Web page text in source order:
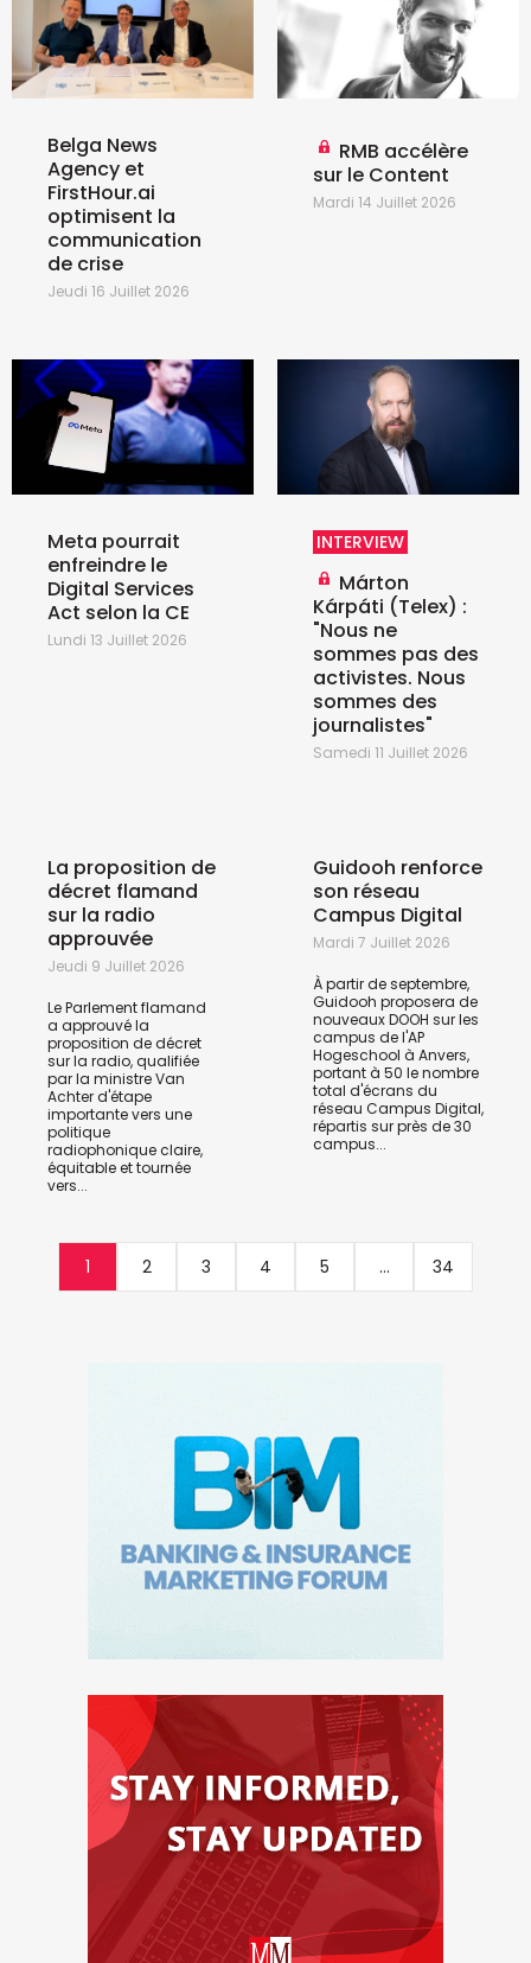
Belga News
Agency et
FirstHour.ai
optimisent la
communication
de crise
Jeudi 16 Juillet 2026
RMB accélère
sur le Content
Mardi 14 Juillet 2026
Meta pourrait
enfreindre le
Digital Services
Act selon la CE
Lundi 13 Juillet 2026
INTERVIEW
Márton
Kárpáti (Telex) :
"Nous ne
sommes pas des
activistes. Nous
sommes des
journalistes"
Samedi 11 Juillet 2026
La proposition de
décret flamand
sur la radio
approuvée
Jeudi 9 Juillet 2026
Le Parlement flamand
a approuvé la
proposition de décret
sur la radio, qualifiée
par la ministre Van
Achter d'étape
importante vers une
politique
radiophonique claire,
équitable et tournée
vers...
Guidooh renforce
son réseau
Campus Digital
Mardi 7 Juillet 2026
À partir de septembre,
Guidooh proposera de
nouveaux DOOH sur les
campus de l'AP
Hogeschool à Anvers,
portant à 50 le nombre
total d'écrans du
réseau Campus Digital,
répartis sur près de 30
campus...
1 2 3 4 5 ... 34